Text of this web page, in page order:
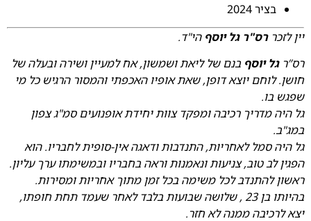
בציר 2024
יין לזכררס"ר גל יוסףהי"ד.
רס”רגל יוסף בנם של ליאת ושמשון, אח למעיין ושירה ובעלה של
חושן. לוחם יוצא דופן, שאת אופיו האכפתי והמסור הרגיש כל מי
שפגש בו.
גל היה מדריך רכיבה ומפקד צוות יחידת אופנועים סמ"ג צפון
במג"ב.
גל היה סמל לאחריות, התנדבות ודאגה אין-סופית לחבריו. הוא
הפגין לב טוב, צניעות ונאמנות וראה בחבריו ובמשימתו ערך עליון.
ראשון להתנדב לכל משימה בכל זמן מתוך אחריות ומסירות.
בהיותו בן 23 , שלושה שבועות בלבד לאחר שעמד תחת חופתו,
יצא לרכיבה ממנה לא חזר.